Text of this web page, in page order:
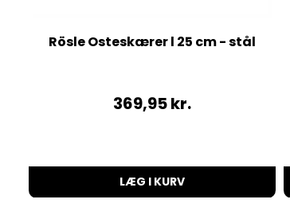
Rösle Osteskærer l 25 cm - stål
369,95kr.
LÆG I KURV